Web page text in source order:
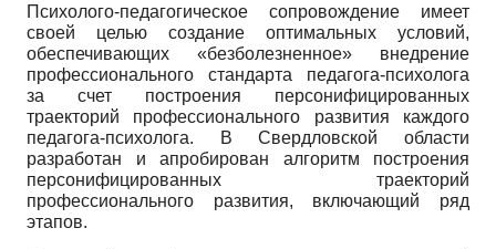
Психолого-педагогическое сопровождение имеет
своей целью создание оптимальных условий,
обеспечивающих «безболезненное» внедрение
профессионального стандарта педагога-психолога
за счет построения персонифицированных
траекторий профессионального развития каждого
педагога-психолога. В Свердловской области
разработан и апробирован алгоритм построения
персонифицированных траекторий
профессионального развития, включающий ряд
этапов.